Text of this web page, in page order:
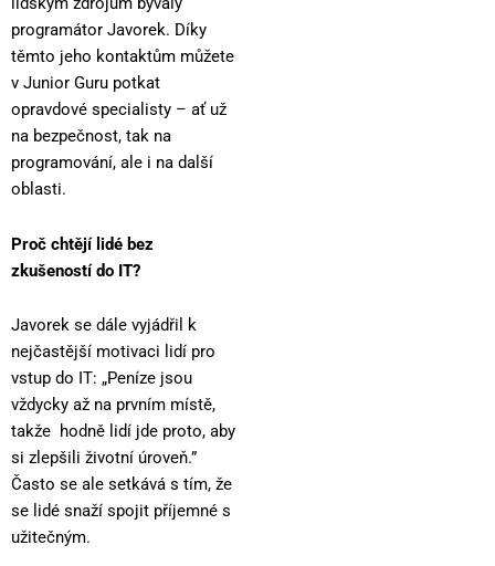
programátor Javorek. Díky
těmto jeho kontaktům můžete
v Junior Guru potkat
opravdové specialisty – ať už
na bezpečnost, tak na
programování, ale i na další
oblasti.
Proč chtějí lidé bez
zkušeností do IT?
Javorek se dále vyjádřil k
nejčastější motivaci lidí pro
vstup do IT: „Peníze jsou
vždycky až na prvním místě,
takže hodně lidí jde proto, aby
si zlepšili životní úroveň.”
Často se ale setkává s tím, že
se lidé snaží spojit příjemné s
užitečným.